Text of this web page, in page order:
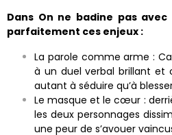
Dans On ne badine pas avec
parfaitement ces enjeux :
La parole comme arme :
à un duel verbal brillant et
autant à séduire qu’à
Le masque et le cœur :
les deux personnages
une peur de s’avouer